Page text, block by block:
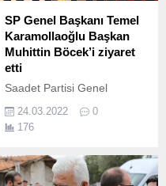
SP Genel Başkanı Temel
Karamollaoğlu Başkan
Muhittin Böcek’i ziyaret
etti
Saadet Partisi Genel
Karamollaoğlu, Antalya
Büyükşehir Belediye
makamında ziyaret etti.
24.03.2022
0
176